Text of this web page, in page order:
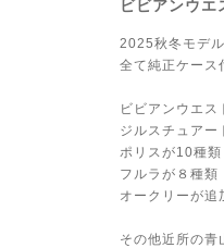
ビビアンウエ
2025秋冬モデ
全て純正ケース
ビビアンウエ
ジルスチュアー
ポリスが10種類
フルラが８種類
オークリーが追
その他近所の